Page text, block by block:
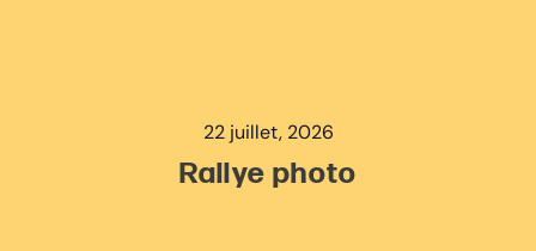
22 juillet, 2026
Rallye photo